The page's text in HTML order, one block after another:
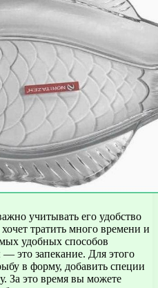
учитывать его удобство
тратить много времени и
удобных способов
это запекание. Для этого
в форму, добавить специи
За это время вы можете